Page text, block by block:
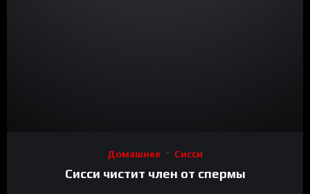
Домашнее Сисси
Сисси чистит член от спермы